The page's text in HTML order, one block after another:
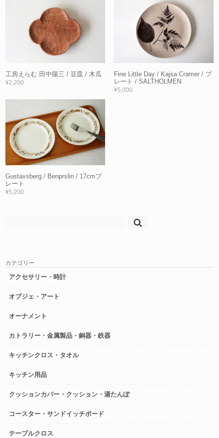
工房えらむ 田中陽三 / 豆皿 / 木瓜
¥2,200
Fine Little Day / Kajsa Cramer / プ
レート / SALTHOLMEN
¥5,000
Gustavsberg / Benprslin / 17cmプ
レート
¥5,200
カテゴリー
アクセサリー・時計
オブジェ・アート
オーナメント
カトラリー・金属製品・銅器・鉄器
キッチンクロス・タオル
キッチン用品
クッションカバー・クッション・湯たんぽ
コースター・サンドイッチボード
テーブルクロス